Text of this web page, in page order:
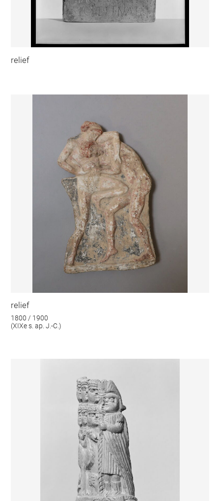
relief
relief
1800 / 1900
(XIXe s. ap. J.-C.)